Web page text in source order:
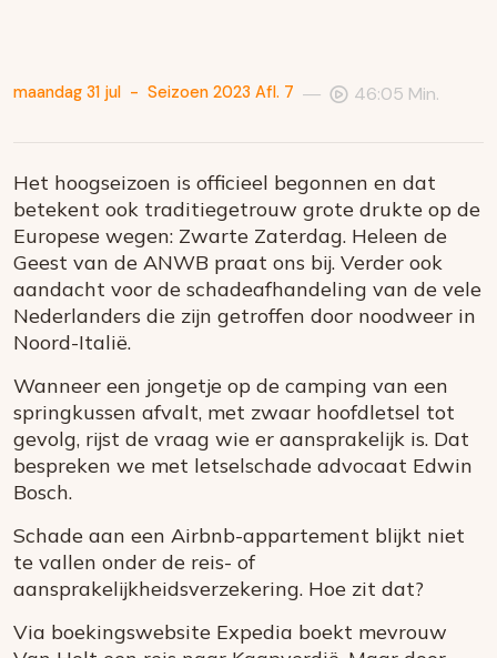
maandag 31 jul - Seizoen 2023 Afl. 7 — 46:05 Min.
Het hoogseizoen is officieel begonnen en dat
betekent ook traditiegetrouw grote drukte op de
Europese wegen: Zwarte Zaterdag. Heleen de
Geest van de ANWB praat ons bij. Verder ook
aandacht voor de schadeafhandeling van de vele
Nederlanders die zijn getroffen door noodweer in
Noord-Italië.
Wanneer een jongetje op de camping van een
springkussen afvalt, met zwaar hoofdletsel tot
gevolg, rijst de vraag wie er aansprakelijk is. Dat
bespreken we met letselschade advocaat Edwin
Bosch.
Schade aan een Airbnb-appartement blijkt niet
te vallen onder de reis- of
aansprakelijkheidsverzekering. Hoe zit dat?
Via boekingswebsite Expedia boekt mevrouw